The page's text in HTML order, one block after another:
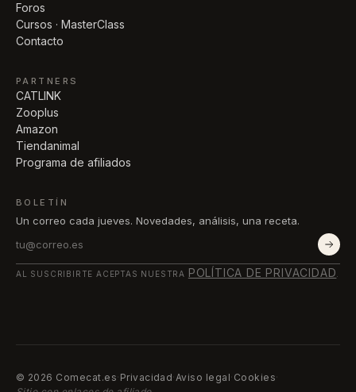
Foros
Cursos · MasterClass
Contacto
PARTNERS
CATLINK
Zooplus
Amazon
Tiendanimal
Programa de afiliados
BOLETÍN
Un correo cada jueves. Novedades, análisis, una receta.
AL SUSCRIBIRTE ACEPTAS NUESTRA POLÍTICA DE PRIVACIDAD
© 2026 Comecat.es· Privacidad·Aviso legal· Cookies·